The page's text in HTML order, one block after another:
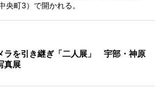
央町3）で開かれる。
ラを引き継ぎ「二人展」 宇部・神原
真展